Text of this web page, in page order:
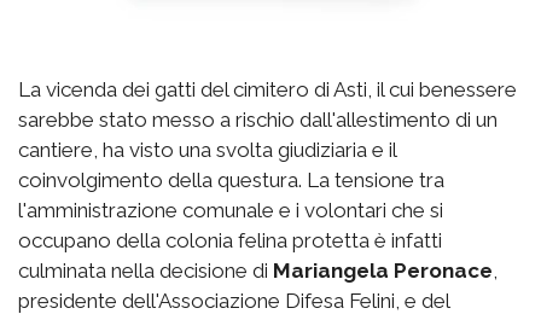
La vicenda dei gatti del cimitero di Asti, il cui benessere
sarebbe stato messo a rischio dall'allestimento di un
cantiere, ha visto una svolta giudiziaria e il
coinvolgimento della questura. La tensione tra
l'amministrazione comunale e i volontari che si
occupano della colonia felina protetta è infatti
culminata nella decisione di Mariangela Peronace
presidente dell'Associazione Difesa Felini, e del